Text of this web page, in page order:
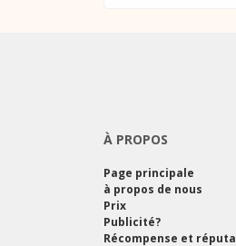
À PROPOS
Page principale
à propos de nous
Prix
Publicité?
Récompense et